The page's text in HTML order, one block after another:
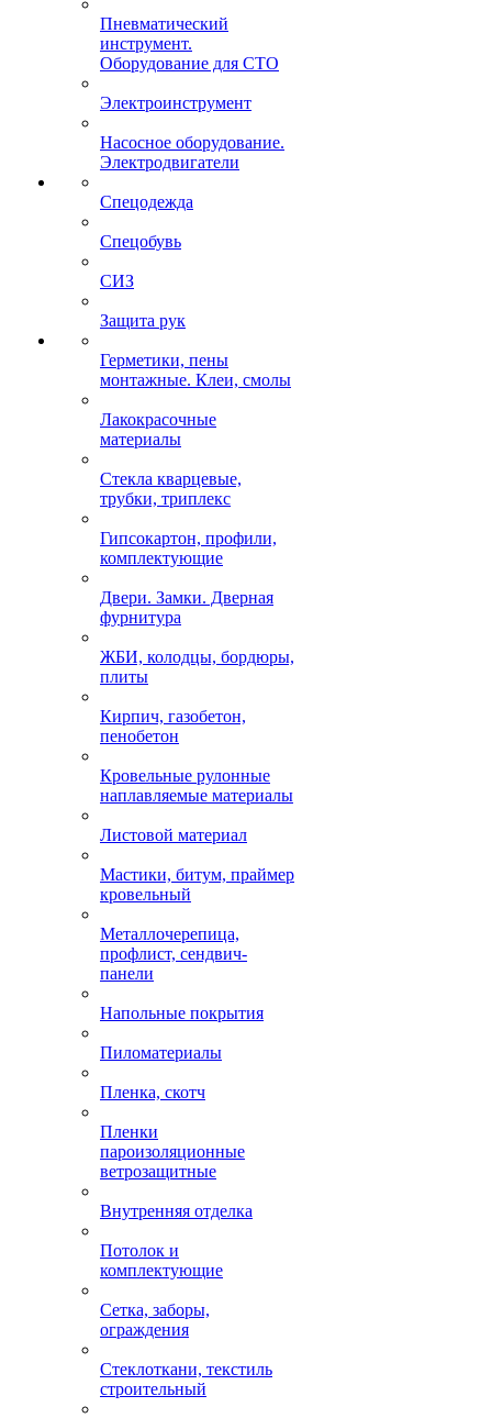
Пневматический
инструмент.
Оборудование для СТО
Электроинструмент
Насосное оборудование.
Электродвигатели
Спецодежда
Спецобувь
СИЗ
Защита рук
Герметики, пены
монтажные. Клеи, смолы
Лакокрасочные
материалы
Стекла кварцевые,
трубки, триплекс
Гипсокартон, профили,
комплектующие
Двери. Замки. Дверная
фурнитура
ЖБИ, колодцы, бордюры,
плиты
Кирпич, газобетон,
пенобетон
Кровельные рулонные
наплавляемые материалы
Листовой материал
Мастики, битум, праймер
кровельный
Металлочерепица,
профлист, сендвич-
панели
Напольные покрытия
Пиломатериалы
Пленка, скотч
Пленки
пароизоляционные
ветрозащитные
Внутренняя отделка
Потолок и
комплектующие
Сетка, заборы,
ограждения
Стеклоткани, текстиль
строительный